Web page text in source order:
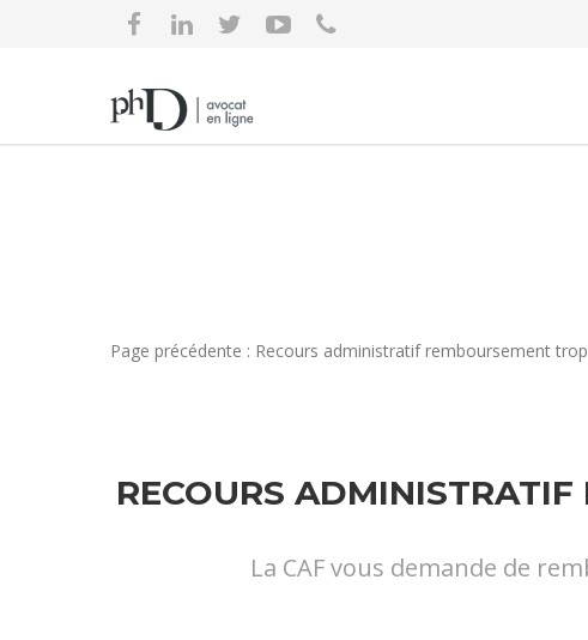
Page précédente : Recours administratif remboursement
RECOURS
La CAF vous demande de